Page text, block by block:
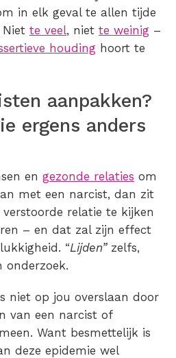
in elk geval te allen tijde
te veel, niet te weinig –
houding hoort te
aanpakken?
ergens anders
en gezonde relaties om
met een narcist, dan zit
relatie te kijken
– en dat zal zijn effect
“Lijden” zelfs,
onderzoek.
niet op jou overslaan door
van een narcist of
Want besmettelijk is
deze epidemie wel